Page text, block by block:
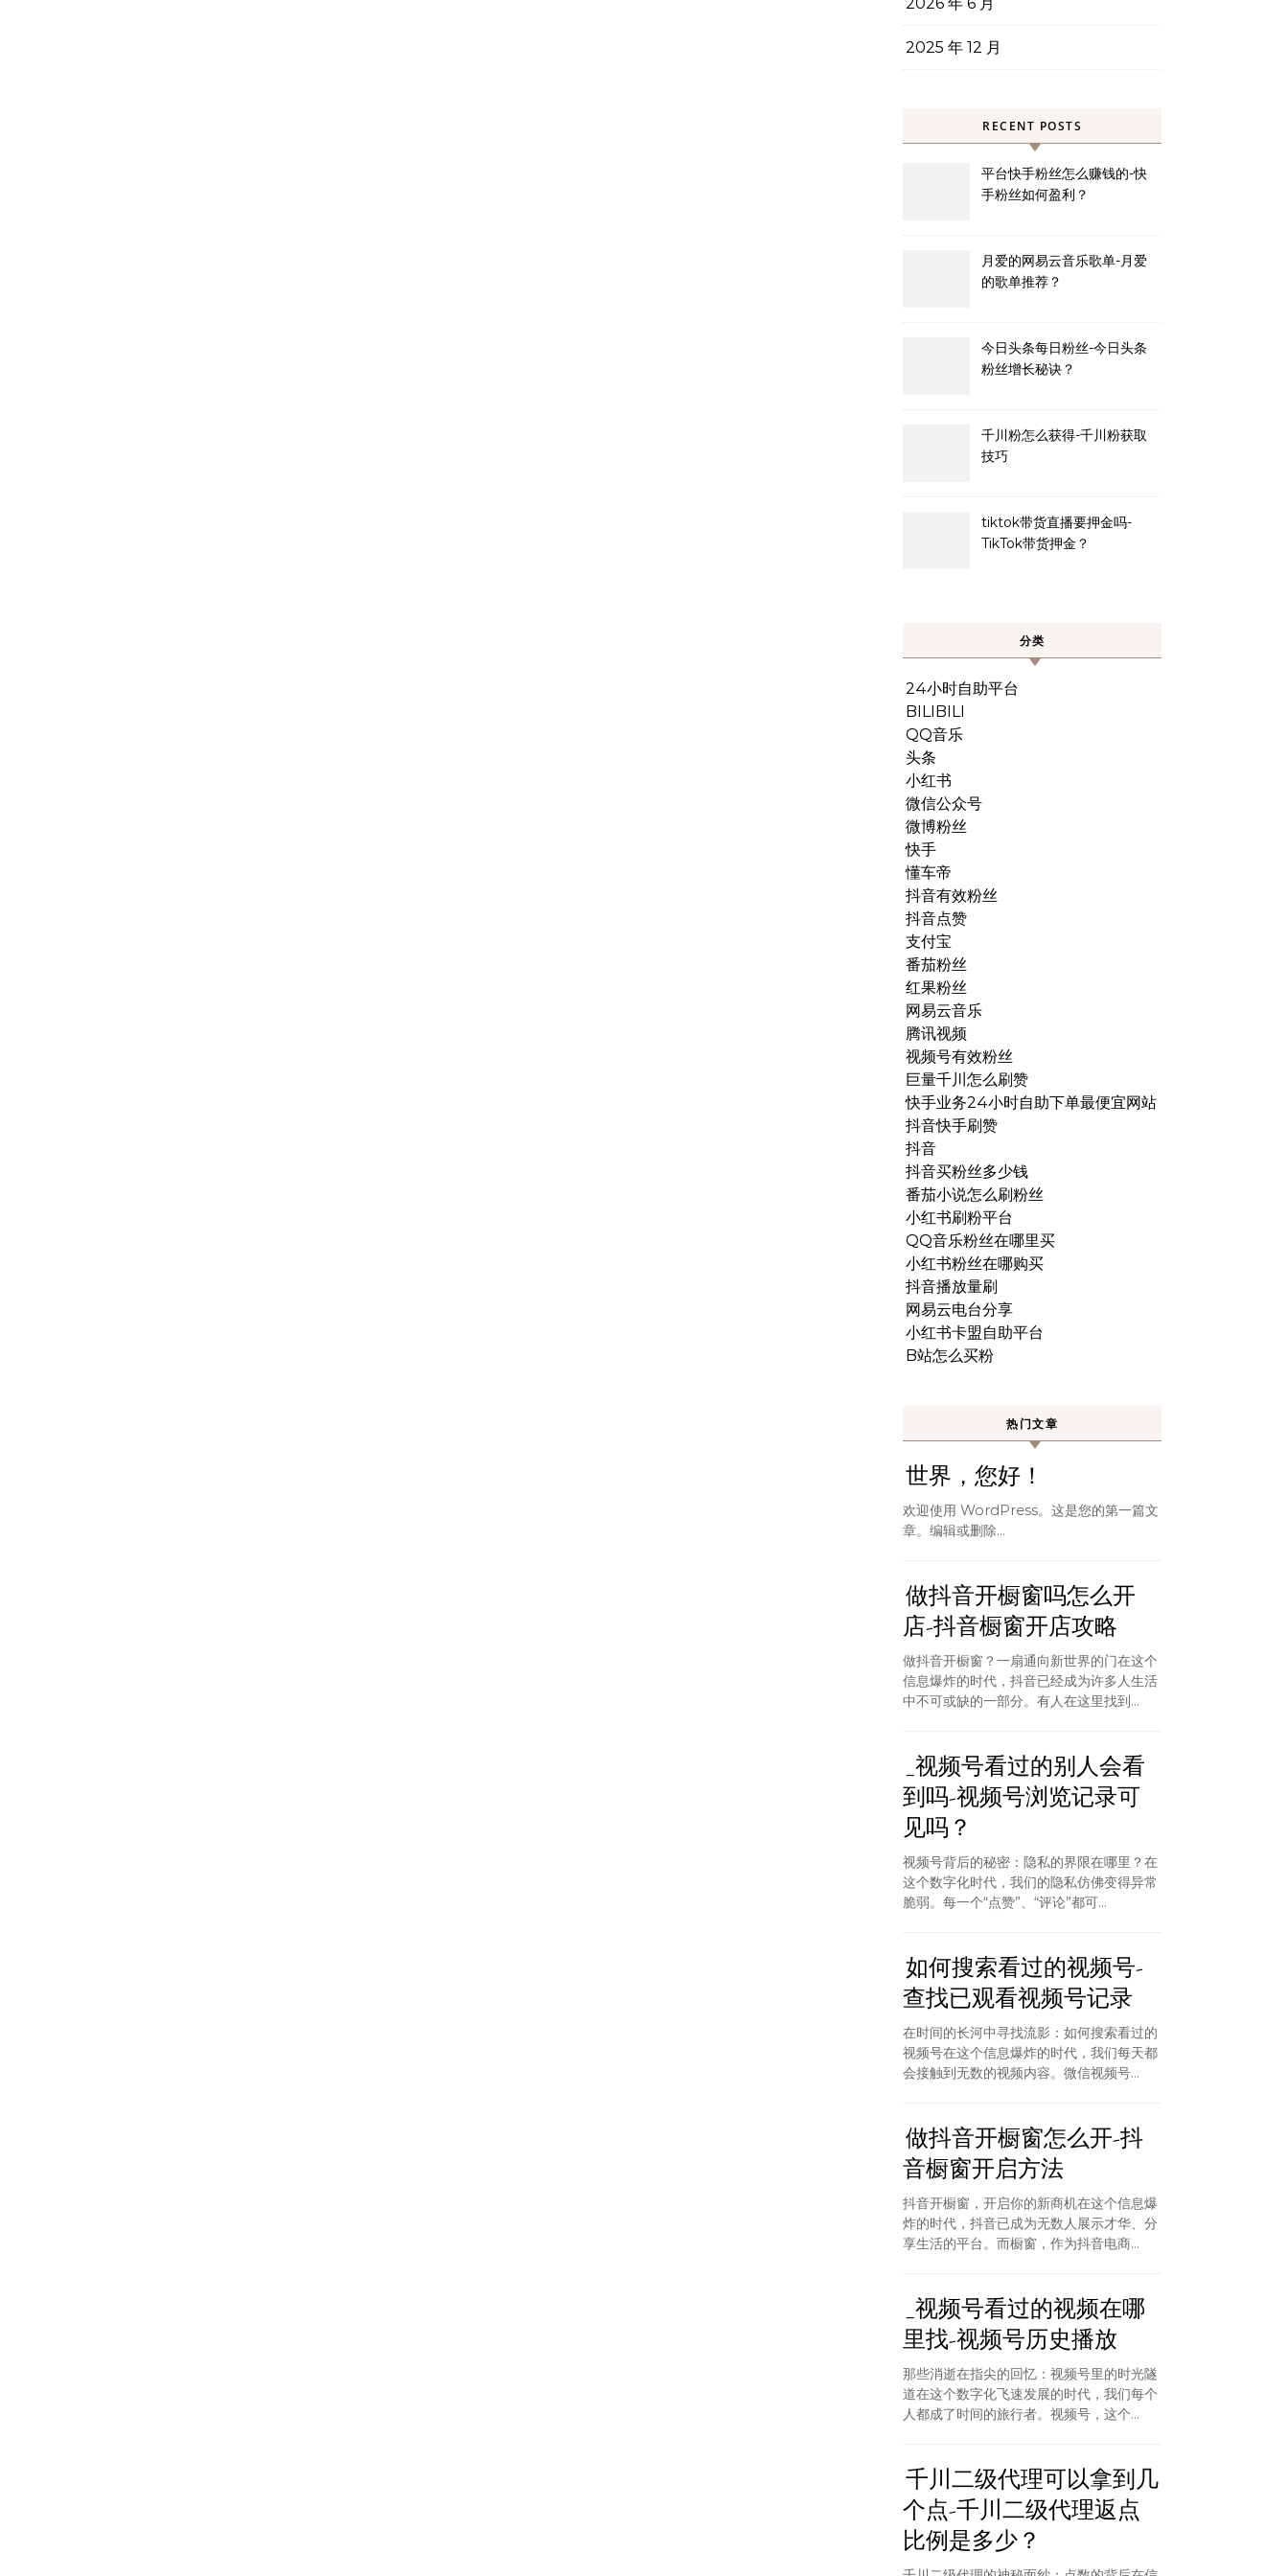
2025 年 12 月
RECENT POSTS
平台快手粉丝怎么赚钱的-快
手粉丝如何盈利？
月爱的网易云音乐歌单-月爱
的歌单推荐？
今日头条每日粉丝-今日头条
粉丝增长秘诀？
千川粉怎么获得-千川粉获取
技巧
tiktok带货直播要押金吗-
TikTok带货押金？
分类
24小时自助平台
BILIBILI
QQ音乐
头条
小红书
微信公众号
微博粉丝
快手
懂车帝
抖音有效粉丝
抖音点赞
支付宝
番茄粉丝
红果粉丝
网易云音乐
腾讯视频
视频号有效粉丝
巨量千川怎么刷赞
快手业务24小时自助下单最便宜网站
抖音快手刷赞
抖音
抖音买粉丝多少钱
番茄小说怎么刷粉丝
小红书刷粉平台
QQ音乐粉丝在哪里买
小红书粉丝在哪购买
抖音播放量刷
网易云电台分享
小红书卡盟自助平台
B站怎么买粉
热门文章
世界，您好！
欢迎使用 WordPress。这是您的第一篇文
章。编辑或删除…
做抖音开橱窗吗怎么开
店-抖音橱窗开店攻略
做抖音开橱窗？一扇通向新世界的门在这个
信息爆炸的时代，抖音已经成为许多人生活
中不可或缺的一部分。有人在这里找到...
_视频号看过的别人会看
到吗-视频号浏览记录可
见吗？
视频号背后的秘密：隐私的界限在哪里？在
这个数字化时代，我们的隐私仿佛变得异常
脆弱。每一个“点赞”、“评论”都可...
如何搜索看过的视频号-
查找已观看视频号记录
在时间的长河中寻找流影：如何搜索看过的
视频号在这个信息爆炸的时代，我们每天都
会接触到无数的视频内容。微信视频号...
做抖音开橱窗怎么开-抖
音橱窗开启方法
抖音开橱窗，开启你的新商机在这个信息爆
炸的时代，抖音已成为无数人展示才华、分
享生活的平台。而橱窗，作为抖音电商...
_视频号看过的视频在哪
里找-视频号历史播放
那些消逝在指尖的回忆：视频号里的时光隧
道在这个数字化飞速发展的时代，我们每个
人都成了时间的旅行者。视频号，这个...
千川二级代理可以拿到几
个点-千川二级代理返点
比例是多少？